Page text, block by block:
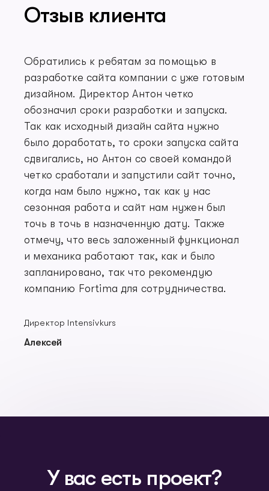
Отзыв клиента
Обратились к ребятам за помощью в
разработке сайта компании с уже готовым
дизайном. Директор Антон четко
обозначил сроки разработки и запуска.
Так как исходный дизайн сайта нужно
было доработать, то сроки запуска сайта
сдвигались, но Антон со своей командой
четко сработали и запустили сайт точно,
когда нам было нужно, так как у нас
сезонная работа и сайт нам нужен был
точь в точь в назначенную дату. Также
отмечу, что весь заложенный функционал
и механика работают так, как и было
запланировано, так что рекомендую
компанию Fortima для сотрудничества.
Директор Intensivkurs
Алексей
У вас есть проект?